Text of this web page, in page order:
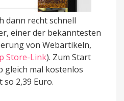
dann recht schnell
einer der bekanntesten
von Webartikeln,
Store-Link). Zum Start
gleich mal kostenlos
2,39 Euro.